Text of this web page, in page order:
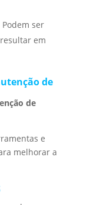
Podem ser
em
de
de
e
melhorar a